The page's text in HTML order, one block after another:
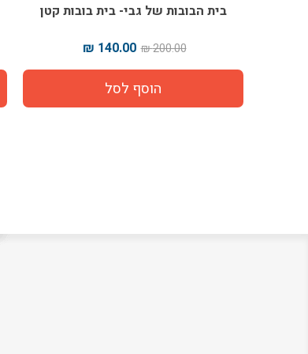
בית הבובות של גבי- בית בובות קטן
200.00 ₪
140.00 ₪